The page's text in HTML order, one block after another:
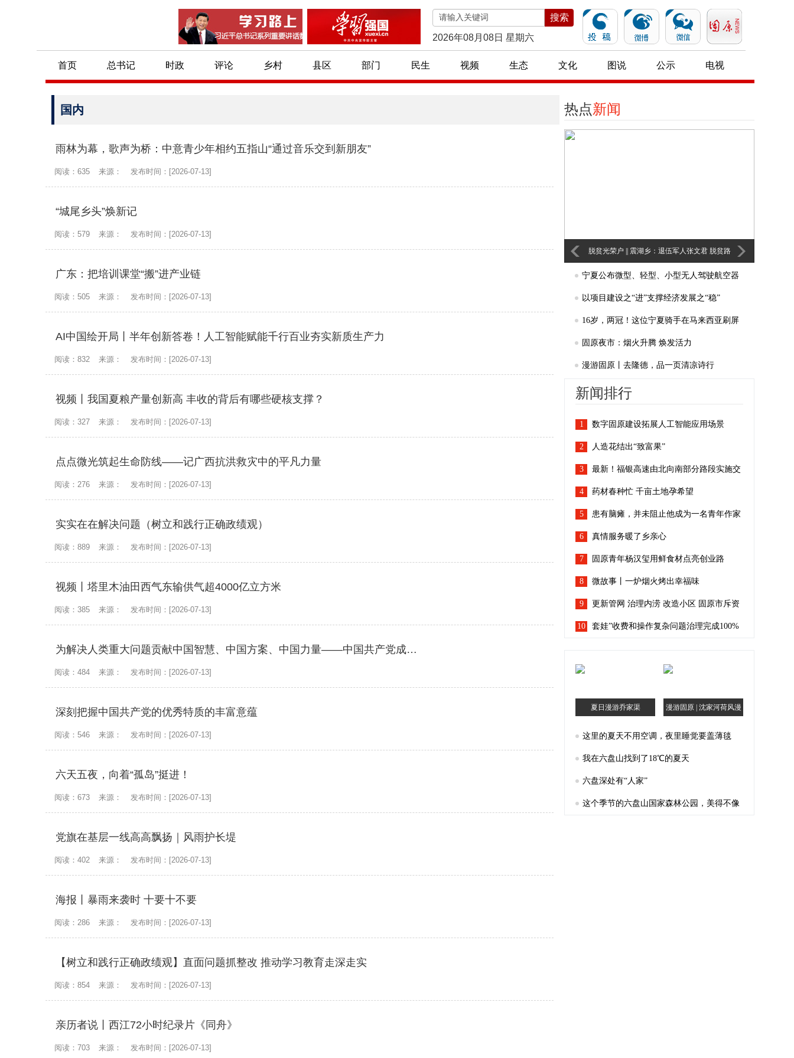
搜索
2026年08月08日 星期六
首页 总书记 时政 评论 乡村 县区 部门 民生 视频 生态 文化 图说 公示 电视
国内
雨林为幕，歌声为桥：中意青少年相约五指山“通过音乐交到新朋友”
阅读：635 来源： 发布时间：[2026-07-13]
“城尾乡头”焕新记
阅读：579 来源： 发布时间：[2026-07-13]
广东：把培训课堂“搬”进产业链
阅读：505 来源： 发布时间：[2026-07-13]
AI中国绘开局丨半年创新答卷！人工智能赋能千行百业夯实新质生产力
阅读：832 来源： 发布时间：[2026-07-13]
视频丨我国夏粮产量创新高 丰收的背后有哪些硬核支撑？
阅读：327 来源： 发布时间：[2026-07-13]
点点微光筑起生命防线——记广西抗洪救灾中的平凡力量
阅读：276 来源： 发布时间：[2026-07-13]
实实在在解决问题（树立和践行正确政绩观）
阅读：889 来源： 发布时间：[2026-07-13]
视频丨塔里木油田西气东输供气超4000亿立方米
阅读：385 来源： 发布时间：[2026-07-13]
为解决人类重大问题贡献中国智慧、中国方案、中国力量——中国共产党成立105周年的世界影响
阅读：484 来源： 发布时间：[2026-07-13]
深刻把握中国共产党的优秀特质的丰富意蕴
阅读：546 来源： 发布时间：[2026-07-13]
六天五夜，向着“孤岛”挺进！
阅读：673 来源： 发布时间：[2026-07-13]
党旗在基层一线高高飘扬｜风雨护长堤
阅读：402 来源： 发布时间：[2026-07-13]
海报丨暴雨来袭时 十要十不要
阅读：286 来源： 发布时间：[2026-07-13]
【树立和践行正确政绩观】直面问题抓整改 推动学习教育走深走实
阅读：854 来源： 发布时间：[2026-07-13]
亲历者说丨西江72小时纪录片《同舟》
阅读：703 来源： 发布时间：[2026-07-13]
热点新闻
沙沟乡：扶贫小车间 脱贫大作为 首批76个宁夏特色旅游村镇名单公布！ 脱贫光荣户 || 震湖乡：退伍军人张文君 脱贫路
上“领头羊”
宁夏公布微型、轻型、小型无人驾驶航空器
适飞空域范围
以项目建设之“进”支撑经济发展之“稳”
16岁，两冠！这位宁夏骑手在马来西亚刷屏
了 固原夜市：烟火升腾 焕发活力
漫游固原丨去隆德，品一页清凉诗行
新闻排行
1 数字固原建设拓展人工智能应用场景
2 人造花结出“致富果”
3 最新！福银高速由北向南部分路段实施交
通管制
4 药材春种忙 千亩土地孕希望
5 患有脑瘫，并未阻止他成为一名青年作家
6 真情服务暖了乡亲心
7 固原青年杨汉玺用鲜食材点亮创业路
8 微故事丨一炉烟火烤出幸福味
9 更新管网 治理内涝 改造小区 固原市斥资
96.7亿余元让城市“有里有面”
10 套娃”收费和操作复杂问题治理完成100%
夏日漫游乔家渠 漫游固原 | 沈家河荷风漫
这里的夏天不用空调，夜里睡觉要盖薄毯
我在六盘山找到了18℃的夏天
六盘深处有“人家”
这个季节的六盘山国家森林公园，美得不像